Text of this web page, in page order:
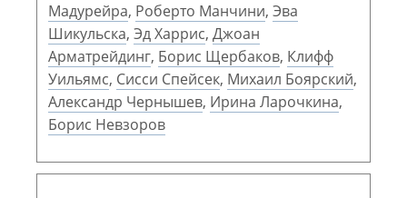
Мадурейра, Роберто Манчини, Эва
Шикульска, Эд Харрис, Джоан
Арматрейдинг, Борис Щербаков, Клифф
Уильямс, Сисси Спейсек, Михаил Боярский,
Александр Чернышев, Ирина Ларочкина,
Борис Невзоров